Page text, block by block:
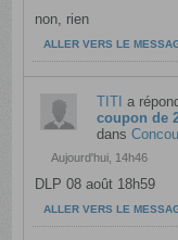
non, rien
ALLER VERS LE
TITI a
coupon de
dans
Aujourd'hui, 14h46
DLP 08 août 18h59
ALLER VERS LE